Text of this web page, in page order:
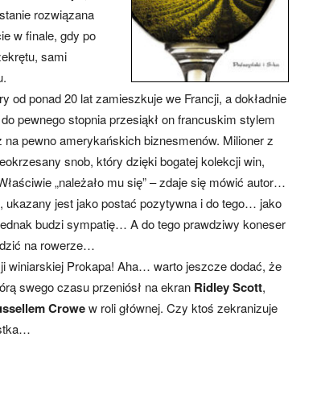
rozwiązana
w finale, gdy po
sami
ponad 20 lat zamieszkuje we Francji, a dokładnie
pewnego stopnia przesiąkł on francuskim stylem
pewno amerykańskich biznesmenów. Milioner z
snob, który dzięki bogatej kolekcji win,
„należało mu się” – zdaje się mówić autor…
ukazany jest jako postać pozytywna i do tego… jako
budzi sympatię… A do tego prawdziwy koneser
na rowerze…
winiarskiej Prokapa! Aha… warto jeszcze dodać, że
swego czasu przeniósł na ekran Ridley Scott,
Crowew roli głównej. Czy ktoś zekranizuje